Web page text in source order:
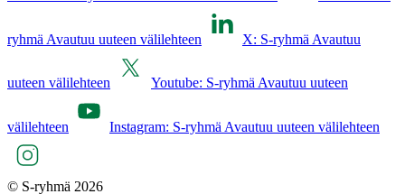
ryhmä Avautuu uuteen välilehteen X: S-ryhmä Avautuu
uuteen välilehteen Youtube: S-ryhmä Avautuu uuteen
välilehteen Instagram: S-ryhmä Avautuu uuteen välilehteen
© S-ryhmä 2026